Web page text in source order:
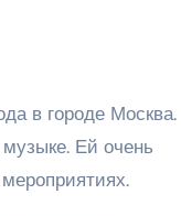
в городе Москва.
Ей очень